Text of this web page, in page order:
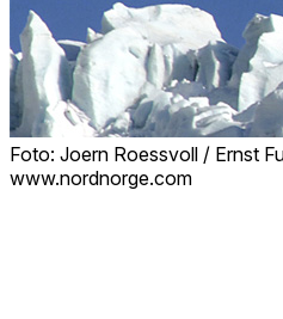
Foto: Joern Roessvoll / Ernst
www.nordnorge.com